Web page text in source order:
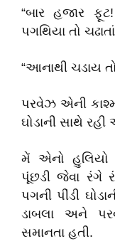
“બાર હજાર
પગથિયા તો
“આનાથી ચડાય
પરવેઝ એની
ઘોડાની સાથે
મેં એનો હુલિયો
પૂંછડી જેવા રંગે
પગની પીંડી
ડાબલા અને
સમાનતા હતી.